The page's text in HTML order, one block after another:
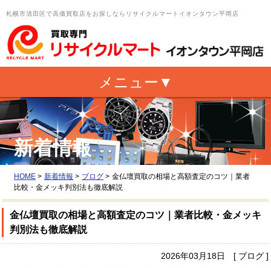
札幌市清田区で高価買取店をお探しならリサイクルマートイオンタウン平岡店
新着情報
HOME > 新着情報 > ブログ > 金仏壇買取の相場と高額査定のコツ｜業者
比較・金メッキ判別法も徹底解説
金仏壇買取の相場と高額査定のコツ｜業者比較・金メッキ
判別法も徹底解説
2026年03月18日 [ ブログ ]